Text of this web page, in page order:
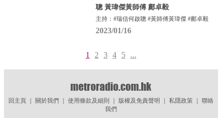
聰 黃瑋傑黃師傅 鄺卓毅
主持：#瑞信何啟聰 #黃師傅黃瑋傑 #鄺卓毅
2023/01/16
1 2 3 4 5 ...
回主頁｜ 關於我們 使用條款及細則 版權及免責聲明 私隱政策｜ 聯絡
我們